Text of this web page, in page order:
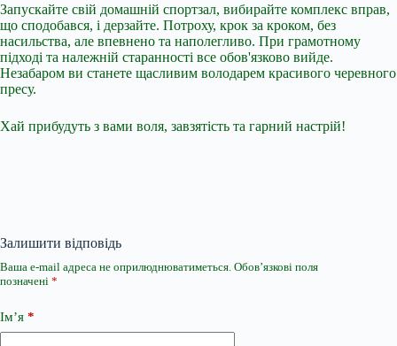
Запускайте свій домашній спортзал, вибирайте комплекс вправ,
що сподобався, і дерзайте. Потроху, крок за кроком, без
насильства, але впевнено та наполегливо. При грамотному
підході та належній старанності все обов'язково вийде.
Незабаром ви станете щасливим володарем красивого черевного
пресу.
Хай прибудуть з вами воля, завзятість та гарний настрій!
Залишити відповідь
Ваша e-mail адреса не оприлюднюватиметься. Обов’язкові поля
позначені *
Ім’я *